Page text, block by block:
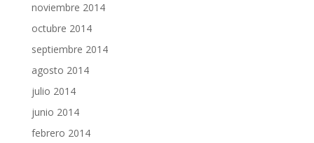
noviembre 2014
octubre 2014
septiembre 2014
agosto 2014
julio 2014
junio 2014
febrero 2014